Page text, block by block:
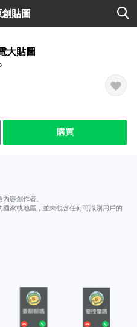
貼圖
大貼圖
購買
容創作者。
家或地區，並未包含任何可識別用戶的